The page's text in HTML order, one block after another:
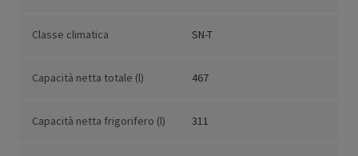
Classe climatica SN-T
Capacità netta totale (l) 467
Capacità netta frigorifero (l) 311